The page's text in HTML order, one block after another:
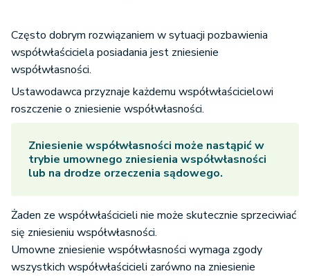
Często dobrym rozwiązaniem w sytuacji pozbawienia
współwłaściciela posiadania jest zniesienie
współwłasności.
Ustawodawca przyznaje każdemu współwłaścicielowi
roszczenie o zniesienie współwłasności.
Zniesienie współwłasności może nastąpić w
trybie umownego zniesienia współwłasności
lub na drodze orzeczenia sądowego.
Żaden ze współwłaścicieli nie może skutecznie sprzeciwiać
się zniesieniu współwłasności.
Umowne zniesienie współwłasności wymaga zgody
wszystkich współwłaścicieli zarówno na zniesienie